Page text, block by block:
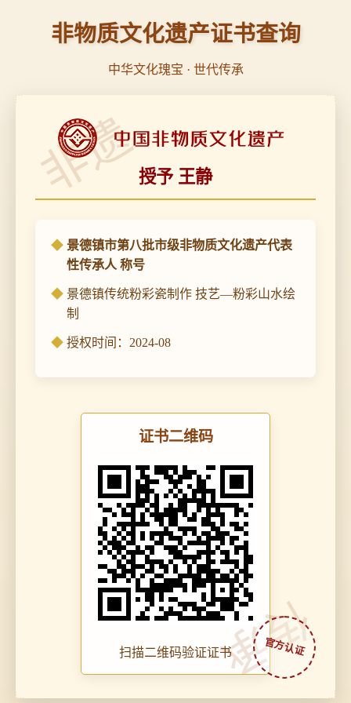
非物质文化遗产证书查询
中华文化瑰宝 · 世代传承
非遗
传承
授予 王静
景德镇市第八批市级非物质文化遗产代表
性传承人 称号
景德镇传统粉彩瓷制作 技艺—粉彩山水绘
制
授权时间：2024-08
证书二维码
扫描二维码验证证书